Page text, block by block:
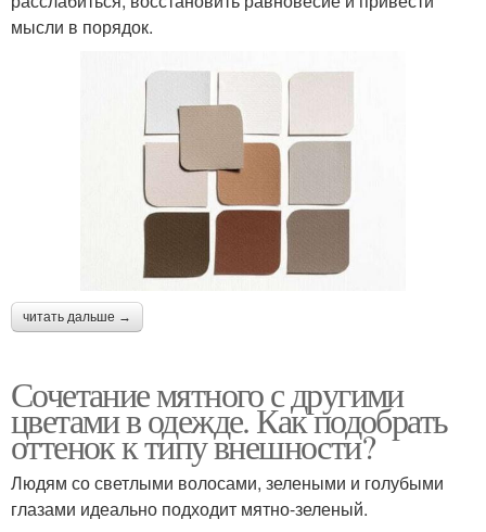
мысли в порядок.
читать дальше →
Сочетание мятного с другими
цветами в одежде. Как подобрать
оттенок к типу внешности?
Людям со светлыми волосами, зелеными и голубыми
глазами идеально подходит мятно-зеленый.